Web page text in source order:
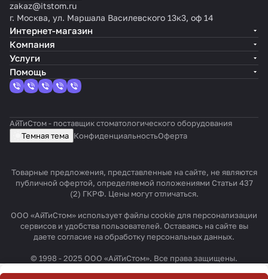
zakaz@itstom.ru
г. Москва, ул. Маршала Василевского 13к3, оф 14
Интернет-магазин
Компания
Услуги
Помощь
АйТиСтом - поставщик стоматологического оборудования
Темная тема КонфиденциальностьОферта
Товарные предложения, представленные на сайте, не являются
публичной офертой, определяемой положениями Статьи 437
(2) ГКРФ. Цены могут отличаться.
ООО «АйТиСтом» использует файлы cookie для персонализации
сервисов и удобства пользователей. Оставаясь на сайте вы
даете согласие на обработку персональных данных.
© 1998 - 2025 ООО «АйТиСтом». Все права защищены.